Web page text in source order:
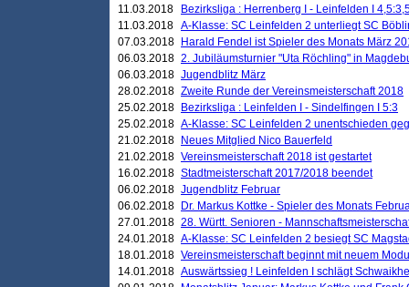
11.03.2018
Bezirksliga : Herrenberg I - Leinfelden I
11.03.2018 A-Klasse: SC Leinfelden 2 unterliegt SC
07.03.2018
Harald Fendel ist Spieler des Monats März
06.03.2018 2. Jubiläumsturnier "Uta Röchling" in
06.03.2018 Jugendblitz März
28.02.2018 Zweite Runde der Vereinsmeisterschaft 2018
25.02.2018
Bezirksliga : Leinfelden I - Sindelfingen I 5:3
25.02.2018 A-Klasse: SC Leinfelden 2 unentschieden
21.02.2018
Neues Mitglied Nico Bauerfeld
21.02.2018 Vereinsmeisterschaft 2018 ist gestartet
16.02.2018 Stadtmeisterschaft 2017/2018 beendet
06.02.2018 Jugendblitz Februar
06.02.2018
Dr. Markus Kottke - Spieler des Monats
27.01.2018 28. Württ. Senioren -
24.01.2018 A-Klasse: SC Leinfelden 2 besiegt SC
18.01.2018 Vereinsmeisterschaft beginnt mit neuem
14.01.2018 Auswärtssieg ! Leinfelden I schlägt